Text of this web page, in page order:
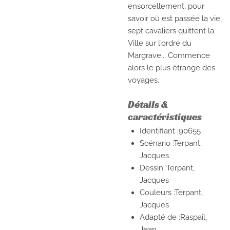
ensorcellement, pour
savoir où est passée la vie,
sept cavaliers quittent la
Ville sur l'ordre du
Margrave... Commence
alors le plus étrange des
voyages.
Détails &
caractéristiques
Identifiant :90655
Scénario :Terpant,
Jacques
Dessin :Terpant,
Jacques
Couleurs :Terpant,
Jacques
Adapté de :Raspail,